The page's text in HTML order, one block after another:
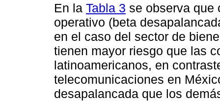
En la Tabla 3 se observa que
operativo (beta
en el caso del sector de
tienen mayor riesgo que las
latinoamericanos, en
telecomunicaciones en
desapalancada que los